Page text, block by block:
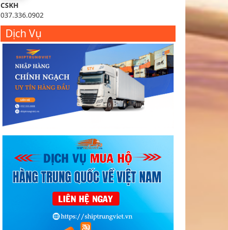
CSKH
037.336.0902
Dịch Vụ